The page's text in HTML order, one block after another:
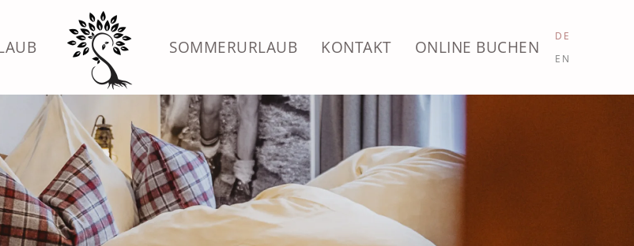
SOMMERURLAUB KONTAKT ONLINE BUCHEN
DE
EN